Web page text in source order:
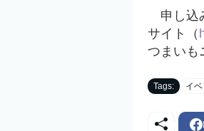
申し込
サイト（
つまいも
Tags: イベ